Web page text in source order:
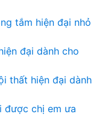
tắm hiện đại nhỏ
đại dành cho
thất hiện đại dành
được chị em ưa